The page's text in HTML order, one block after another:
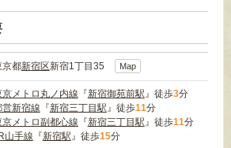
京都新宿区新宿1丁目35 Map
京メトロ丸ノ内線 『新宿御苑前駅』徒歩3分
営新宿線 『新宿三丁目駅』徒歩11分
京メトロ副都心線 『新宿三丁目駅』徒歩11分
山手線 『新宿駅』徒歩15分